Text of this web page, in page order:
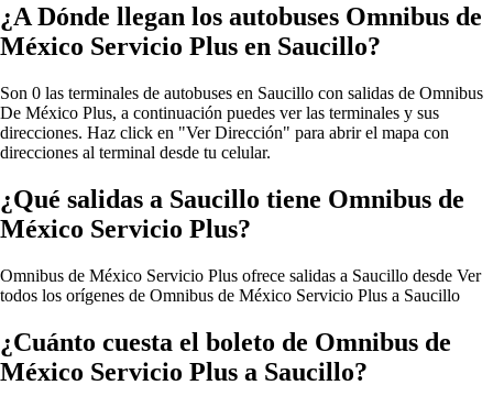
¿A Dónde llegan los autobuses Omnibus de
México Servicio Plus en Saucillo?
Son 0 las terminales de autobuses en Saucillo con salidas de Omnibus
De México Plus, a continuación puedes ver las terminales y sus
direcciones. Haz click en "Ver Dirección" para abrir el mapa con
direcciones al terminal desde tu celular.
¿Qué salidas a Saucillo tiene Omnibus de
México Servicio Plus?
Omnibus de México Servicio Plus ofrece salidas a Saucillo desde Ver
todos los orígenes de Omnibus de México Servicio Plus a Saucillo
¿Cuánto cuesta el boleto de Omnibus de
México Servicio Plus a Saucillo?